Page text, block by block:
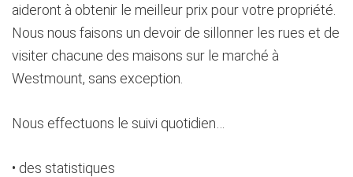
aideront à obtenir le meilleur prix pour votre propriété.
Nous nous faisons un devoir de sillonner les rues et de
visiter chacune des maisons sur le marché à
Westmount, sans exception.
Nous effectuons le suivi quotidien…
• des statistiques